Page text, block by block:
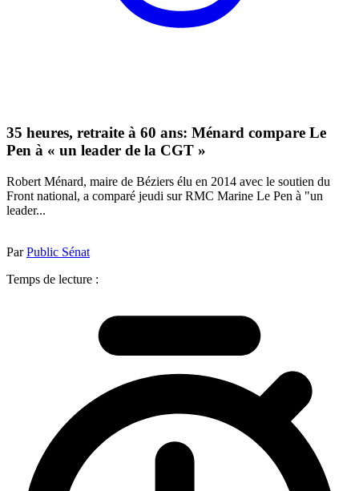
35 heures, retraite à 60 ans: Ménard compare Le
Pen à « un leader de la CGT »
Robert Ménard, maire de Béziers élu en 2014 avec le soutien du
Front national, a comparé jeudi sur RMC Marine Le Pen à "un
leader...
ParPublic Sénat
Temps de lecture :